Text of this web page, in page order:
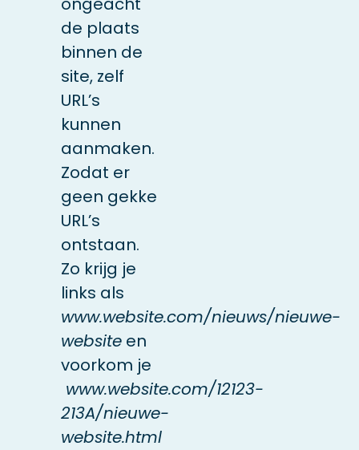
de plaats
binnen de
site, zelf
URL’s
kunnen
aanmaken.
Zodat er
geen gekke
URL’s
ontstaan.
Zo krijg je
links als
www.website.com/nieuws/nieuwe-
websiteen
voorkom je
www.website.com/12123-
213A/nieuwe-
website.html